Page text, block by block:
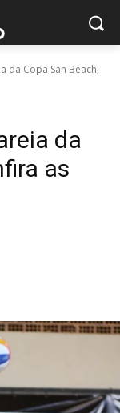
da Copa San Beach;
da
as